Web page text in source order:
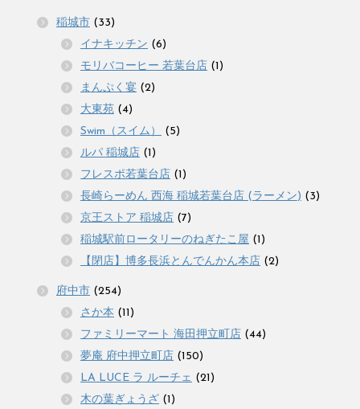
稲城市 (33)
イナキッチン (6)
モリバコーヒー 若葉台店 (1)
まんぷく宴 (2)
大東苑 (4)
Swim（スイム）
(5)
ルパ 稲城店 (1)
フレスポ若葉台店 (1)
長崎らーめん 西海 稲城若葉台店 (ラーメン) (3)
京王ストア 稲城店 (7)
稲城駅前ロータリーのねぎたこ屋 (1)
【閉店】博多長浜とんでんかん本店 (2)
府中市 (254)
さか本 (11)
ファミリーマート 海田押立町店 (44)
夢庵 府中押立町店 (150)
LA LUCE ラ ルーチェ (21)
木の葉ぎょうざ (1)